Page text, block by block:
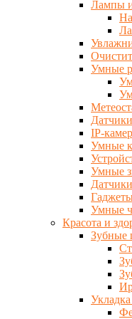
Лампы
Умные
IP-
Умные
Умные
Умные
Красота и
Зубные